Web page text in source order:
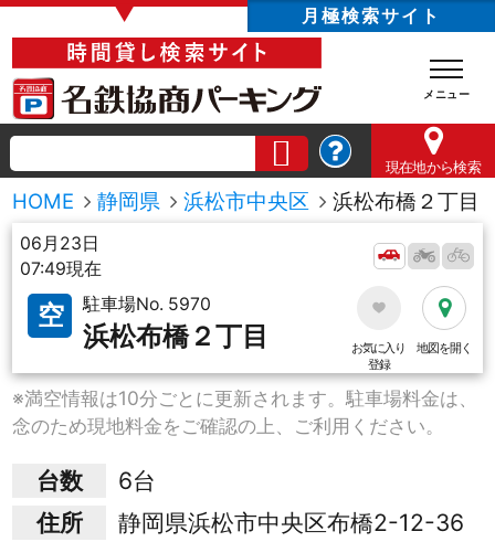
▼ 月極検索サイト
現在地から検索
HOME 静岡県 浜松市中央区 浜松布橋２丁目
06月23日
07:49現在
空 駐車場No. 5970
浜松布橋２丁目
お気に入り
登録
地図を開く
※満空情報は10分ごとに更新されます。駐車場料金は、
念のため現地料金をご確認の上、ご利用ください。
台数
6台
住所
静岡県浜松市中央区布橋2-12-36